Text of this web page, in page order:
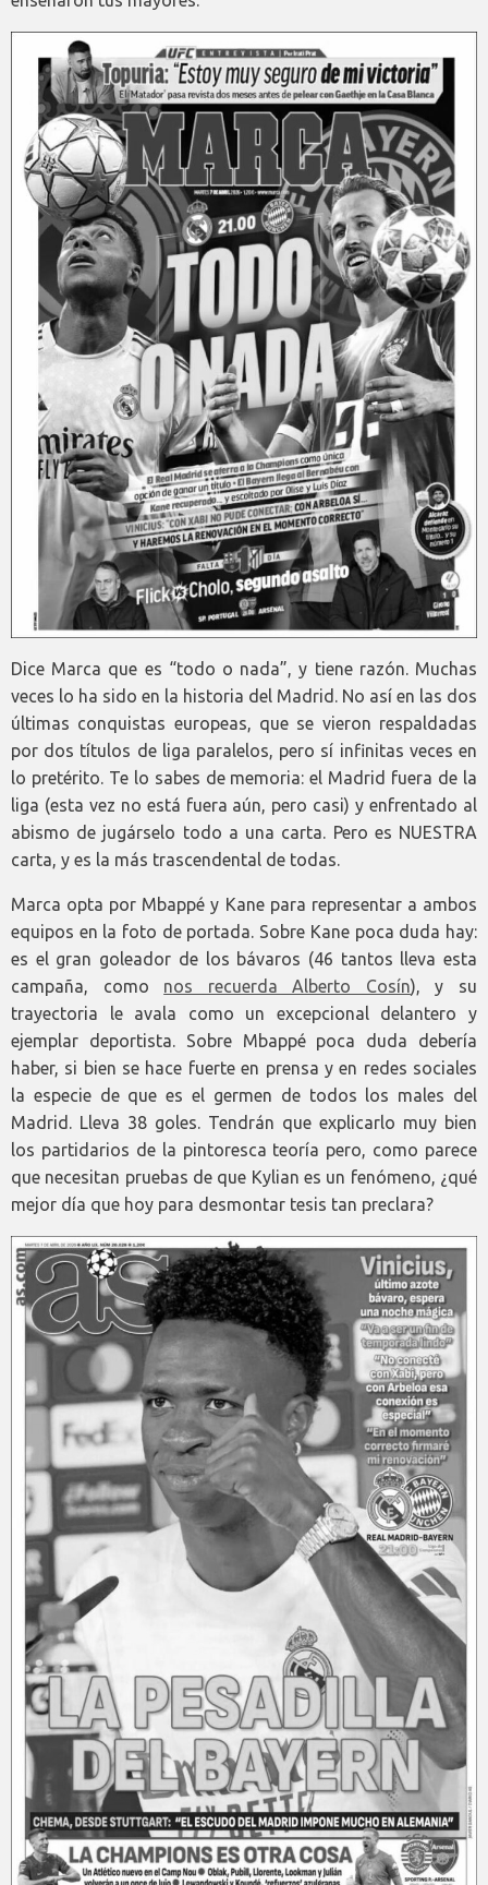
Dice Marca que es “todo o nada”, y tiene razón. Muchas
veces lo ha sido en la historia del Madrid. No así en las dos
últimas conquistas europeas, que se vieron respaldadas
por dos títulos de liga paralelos, pero sí infinitas veces en
lo pretérito. Te lo sabes de memoria: el Madrid fuera de la
liga (esta vez no está fuera aún, pero casi) y enfrentado al
abismo de jugárselo todo a una carta. Pero es NUESTRA
carta, y es la más trascendental de todas.
Marca opta por Mbappé y Kane para representar a ambos
equipos en la foto de portada. Sobre Kane poca duda hay:
es el gran goleador de los bávaros (46 tantos lleva esta
campaña, como nos recuerda Alberto Cosín), y su
trayectoria le avala como un excepcional delantero y
ejemplar deportista. Sobre Mbappé poca duda debería
haber, si bien se hace fuerte en prensa y en redes sociales
la especie de que es el germen de todos los males del
Madrid. Lleva 38 goles. Tendrán que explicarlo muy bien
los partidarios de la pintoresca teoría pero, como parece
que necesitan pruebas de que Kylian es un fenómeno, ¿qué
mejor día que hoy para desmontar tesis tan preclara?